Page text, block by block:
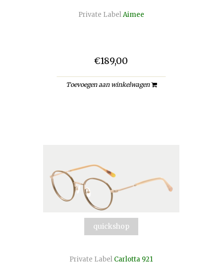
Private Label Aimee
€189,00
Toevoegen aan winkelwagen
quickshop
Private Label Carlotta 921